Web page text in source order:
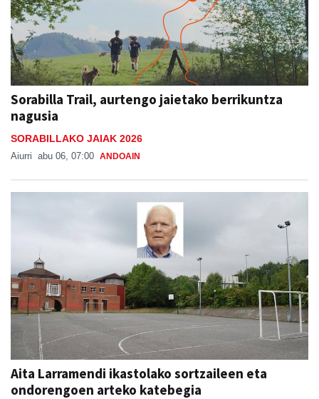
Sorabilla Trail, aurtengo jaietako berrikuntza
nagusia
SORABILLAKO JAIAK 2026
Aiurri abu 06, 07:00 ANDOAIN
Aita Larramendi ikastolako sortzaileen eta
ondorengoen arteko katebegia